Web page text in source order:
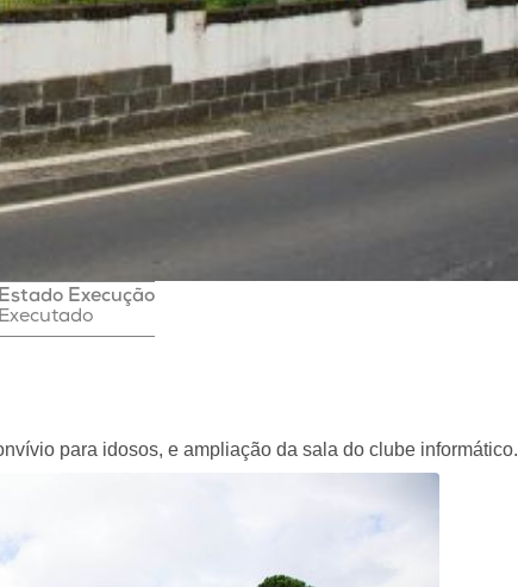
Estado Execução
Executado
para idosos, e ampliação da sala do clube informático.